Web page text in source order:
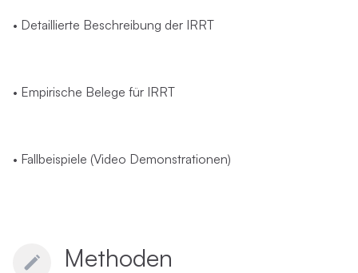
• Detaillierte Beschreibung der IRRT
• Empirische Belege für IRRT
• Fallbeispiele (Video Demonstrationen)
Methoden